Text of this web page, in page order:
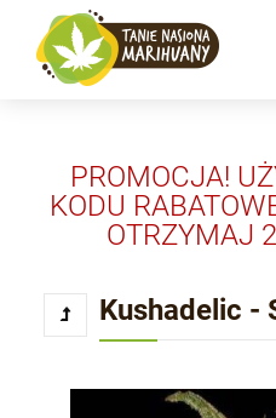
PROMOCJA!
KODU
OTRZYMAJ
Kushadelic -